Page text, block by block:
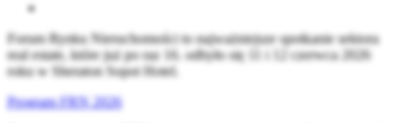
Forum Rynku Nieruchomości to najważniejsze spotkanie sektora
real estate, które już po raz 16. odbyło się 11 i 12 czerwca 2026
roku w Sheraton Sopot Hotel.
Program FRN 2026